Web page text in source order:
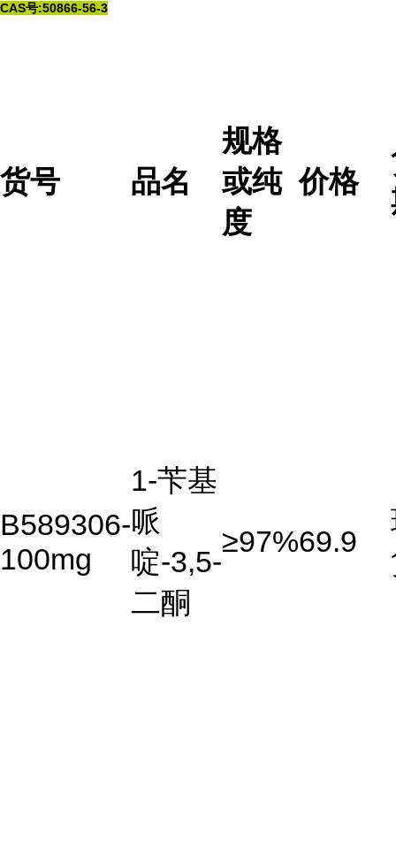
CAS号:50866-56-3
货号 品名
规格
或纯
度
价格
B589306-
100mg
1-苄基
哌
啶-3,5-
二酮
≥97%69.9